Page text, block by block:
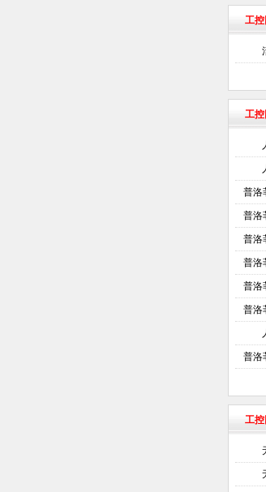
工控
工控
普洛
普洛
普洛
普洛
普洛
普洛
普洛
工控